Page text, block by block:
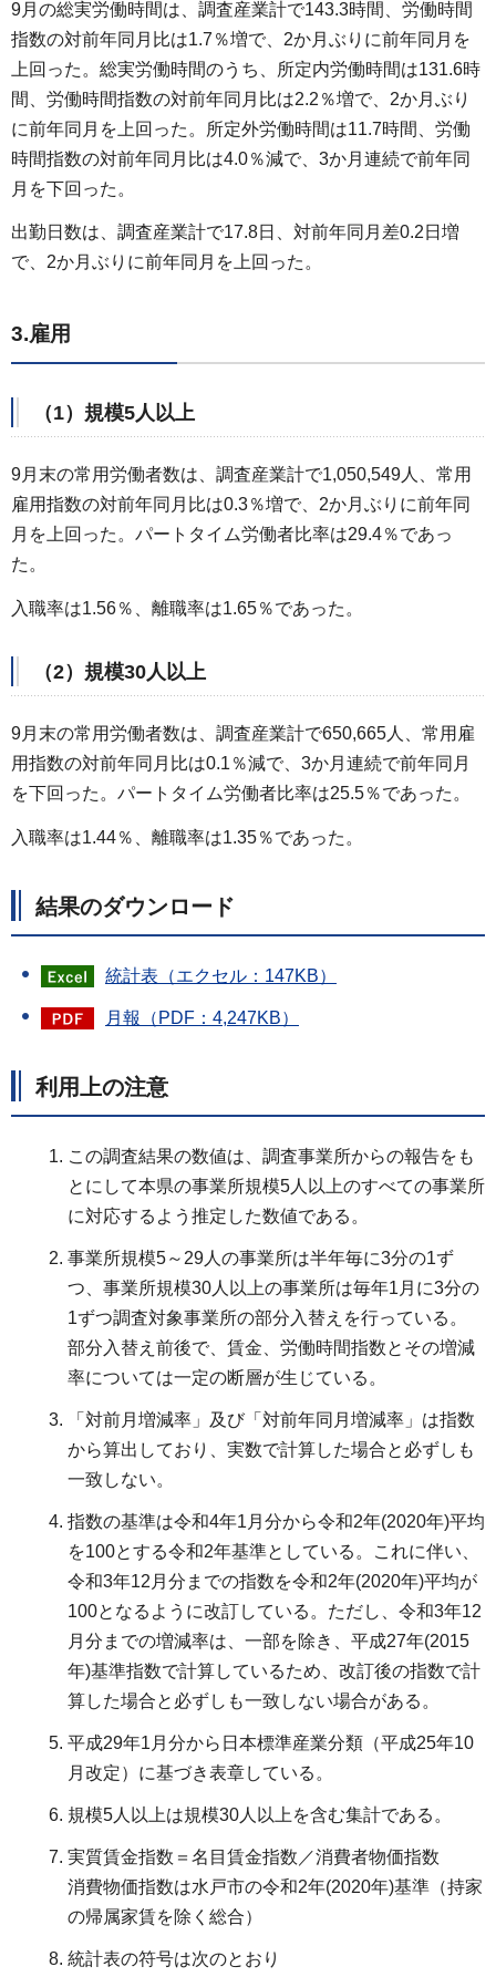
9月の総実労働時間は、調査産業計で143.3時間、労働時間
指数の対前年同月比は1.7％増で、2か月ぶりに前年同月を
上回った。総実労働時間のうち、所定内労働時間は131.6時
間、労働時間指数の対前年同月比は2.2％増で、2か月ぶり
に前年同月を上回った。所定外労働時間は11.7時間、労働
時間指数の対前年同月比は4.0％減で、3か月連続で前年同
月を下回った。
出勤日数は、調査産業計で17.8日、対前年同月差0.2日増
で、2か月ぶりに前年同月を上回った。
3.雇用
（1）規模5人以上
9月末の常用労働者数は、調査産業計で1,050,549人、常用
雇用指数の対前年同月比は0.3％増で、2か月ぶりに前年同
月を上回った。パートタイム労働者比率は29.4％であっ
た。
入職率は1.56％、離職率は1.65％であった。
（2）規模30人以上
9月末の常用労働者数は、調査産業計で650,665人、常用雇
用指数の対前年同月比は0.1％減で、3か月連続で前年同月
を下回った。パートタイム労働者比率は25.5％であった。
入職率は1.44％、離職率は1.35％であった。
結果のダウンロード
統計表（エクセル：147KB）
月報（PDF：4,247KB）
利用上の注意
この調査結果の数値は、調査事業所からの報告をも
とにして本県の事業所規模5人以上のすべての事業所
に対応するよう推定した数値である。
事業所規模5～29人の事業所は半年毎に3分の1ず
つ、事業所規模30人以上の事業所は毎年1月に3分の
1ずつ調査対象事業所の部分入替えを行っている。
部分入替え前後で、賃金、労働時間指数とその増減
率については一定の断層が生じている。
「対前月増減率」及び「対前年同月増減率」は指数
から算出しており、実数で計算した場合と必ずしも
一致しない。
指数の基準は令和4年1月分から令和2年(2020年)平均
を100とする令和2年基準としている。これに伴い、
令和3年12月分までの指数を令和2年(2020年)平均が
100となるように改訂している。ただし、令和3年12
月分までの増減率は、一部を除き、平成27年(2015
年)基準指数で計算しているため、改訂後の指数で計
算した場合と必ずしも一致しない場合がある。
平成29年1月分から日本標準産業分類（平成25年10
月改定）に基づき表章している。
規模5人以上は規模30人以上を含む集計である。
実質賃金指数＝名目賃金指数／消費者物価指数
消費物価指数は水戸市の令和2年(2020年)基準（持家
の帰属家賃を除く総合）
統計表の符号は次のとおり